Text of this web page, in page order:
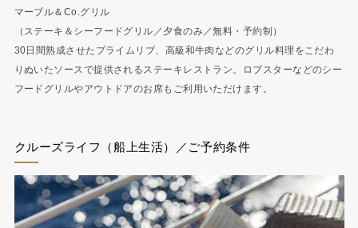
マーブル＆Co.グリル
（ステーキ＆シーフードグリル／夕食のみ／無料・予約制）
30日間熟成させたプライムリブ、高級和牛肉などのグリル料理をこだわ
りぬいたソースで提供されるステーキレストラン。ロブスターなどのシー
フードグリルやアウトドアのお席もご利用いただけます。
クルーズライフ（船上生活）／ご予約条件